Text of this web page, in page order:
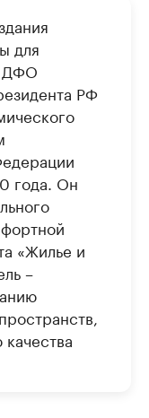
для
ДФО
РФ
года. Он
«Жилье и
–